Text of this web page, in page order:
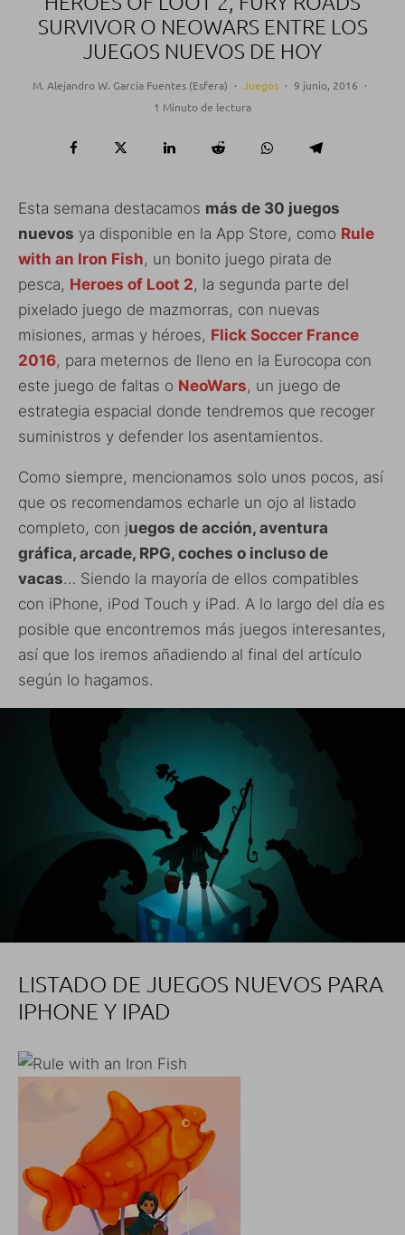
SURVIVOR O NEOWARS ENTRE LOS
JUEGOS NUEVOS DE HOY
M. Alejandro W. García Fuentes (Esfera) · Juegos · 9 junio, 2016 ·
1 Minuto de lectura
Esta semana destacamos más de 30 juegos
nuevos ya disponible en la App Store, como Rule
with an Iron Fish, un bonito juego pirata de
pesca, Heroes of Loot 2, la segunda parte del
pixelado juego de mazmorras, con nuevas
misiones, armas y héroes, Flick Soccer France
2016, para meternos de lleno en la Eurocopa con
este juego de faltas o NeoWars, un juego de
estrategia espacial donde tendremos que recoger
suministros y defender los asentamientos.
Como siempre, mencionamos solo unos pocos, así
que os recomendamos echarle un ojo al listado
completo, con juegos de acción, aventura
gráfica, arcade, RPG, coches o incluso de
vacas… Siendo la mayoría de ellos compatibles
con iPhone, iPod Touch y iPad. A lo largo del día es
posible que encontremos más juegos interesantes,
así que los iremos añadiendo al final del artículo
según lo hagamos.
LISTADO DE JUEGOS NUEVOS PARA
IPHONE Y IPAD